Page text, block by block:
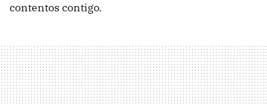
contentos contigo.